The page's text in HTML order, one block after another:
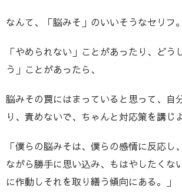
なんて、「脳みそ」のいいそうなセリフ。
「やめられない」ことがあったり、どう
う」ことがあったら、
脳みその罠にはまっていると思って、自
り、責めないで、ちゃんと対応策を講じ
「僕らの脳みそは、僕らの感情に反応し
ながら勝手に思い込み、もはやしたくな
に作動しそれを取り繕う傾向にある。」